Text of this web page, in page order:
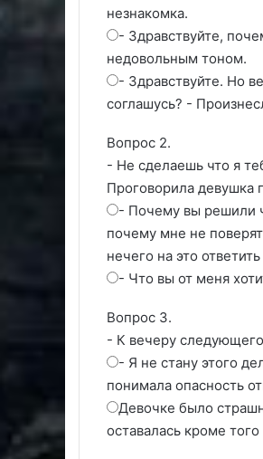
незнакомка.
- Здравствуйте,
недовольным тоном.
- Здравствуйте. Но
соглашусь? -
Вопрос 2.
- Не сделаешь что я
Проговорила
- Почему вы решили
почему мне не
нечего на это
- Что вы от меня
Вопрос 3.
- К вечеру
- Я не стану этого
понимала опасность
Девочке было
оставалась кроме